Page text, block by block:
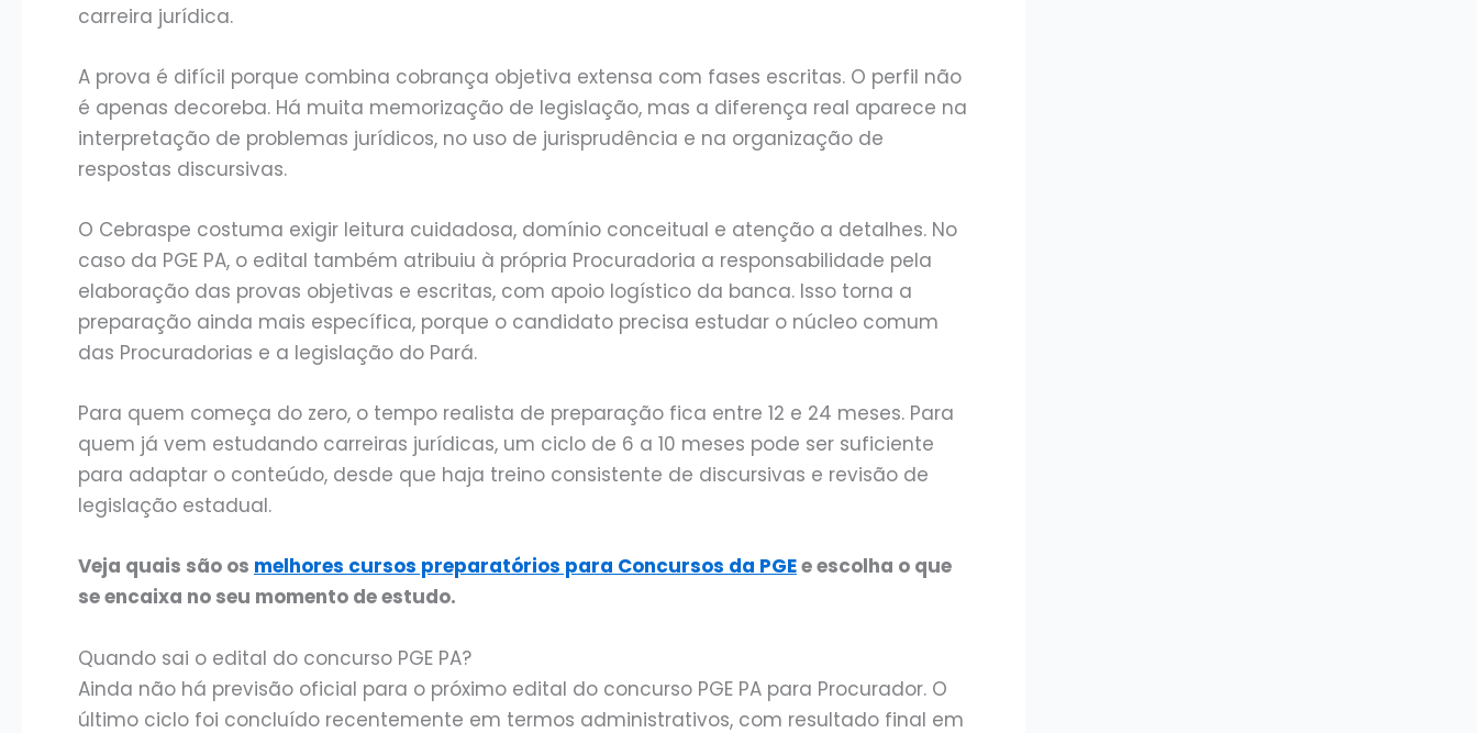
carreira jurídica.
A prova é difícil porque combina cobrança objetiva extensa com fases escritas. O perfil não
é apenas decoreba. Há muita memorização de legislação, mas a diferença real aparece na
interpretação de problemas jurídicos, no uso de jurisprudência e na organização de
respostas discursivas.
O Cebraspe costuma exigir leitura cuidadosa, domínio conceitual e atenção a detalhes. No
caso da PGE PA, o edital também atribuiu à própria Procuradoria a responsabilidade pela
elaboração das provas objetivas e escritas, com apoio logístico da banca. Isso torna a
preparação ainda mais específica, porque o candidato precisa estudar o núcleo comum
das Procuradorias e a legislação do Pará.
Para quem começa do zero, o tempo realista de preparação fica entre 12 e 24 meses. Para
quem já vem estudando carreiras jurídicas, um ciclo de 6 a 10 meses pode ser suficiente
para adaptar o conteúdo, desde que haja treino consistente de discursivas e revisão de
legislação estadual.
Veja quais são os melhores cursos preparatórios para Concursos da PGEe escolha o que
se encaixa no seu momento de estudo.
Quando sai o edital do concurso PGE PA?
Ainda não há previsão oficial para o próximo edital do concurso PGE PA para Procurador. O
último ciclo foi concluído recentemente em termos administrativos, com resultado final em